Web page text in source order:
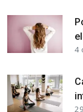
4